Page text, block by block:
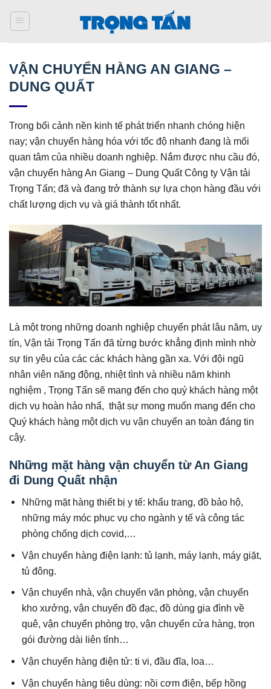
qua
VẬN CHUYỂN HÀNG AN GIANG –
DUNG QUẤT
Trong bối cảnh nền kinh tế phát triển nhanh chóng hiện
nay; vận chuyển hàng hóa với tốc độ nhanh đang là mối
quan tâm của nhiều doanh nghiệp. Nắm được nhu cầu đó,
vận chuyển hàng An Giang – Dung Quất Công ty Vận tải
Trọng Tấn; đã và đang trở thành sự lựa chọn hàng đầu với
chất lượng dịch vụ và giá thành tốt nhất.
Là một trong những doanh nghiệp chuyển phát lâu năm, uy
tín, Vận tải Trọng Tấn đã từng bước khẳng định mình nhờ
sự tin yêu của các các khách hàng gần xa. Với đội ngũ
nhân viên năng động, nhiệt tình và nhiều năm khinh
nghiệm , Trọng Tấn sẽ mang đến cho quý khách hàng một
dịch vụ hoàn hảo nhấ, thật sự mong muốn mang đến cho
Quý khách hàng một dịch vụ vận chuyển an toàn đáng tin
cậy.
Những mặt hàng vận chuyển từ An Giang
đi Dung Quất nhận
Những mặt hàng thiết bị y tế: khẩu trang, đồ bảo hộ,
những máy móc phục vụ cho ngành y tế và công tác
phòng chống dịch covid,…
Vận chuyển hàng điện lạnh: tủ lạnh, máy lạnh, máy giặt,
tủ đông.
Vận chuyển nhà, vận chuyển văn phòng, vận chuyển
kho xưởng, vận chuyển đồ đạc, đồ dùng gia đình về
quê, vận chuyển phòng trọ, vận chuyển cửa hàng, trọn
gói đường dài liên tỉnh…
Vận chuyển hàng điện tử: ti vi, đầu đĩa, loa…
Vận chuyển hàng tiêu dùng: nồi cơm điện, bếp hồng